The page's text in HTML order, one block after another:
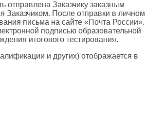
отправлена Заказчику заказным
Заказчиком. После отправки в личном
письма на сайте «Почта России».
подписью образовательной
итогового тестирования.
и других) отображается в